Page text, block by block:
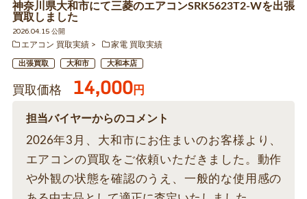
神奈川県大和市にて三菱のエアコンSRK5623T2-Wを出張
買取しました
2026.04.15 公開
エアコン 買取実績
家電 買取実績
出張買取 大和市 大和本店
買取価格 14,000円
担当バイヤーからのコメント
2026年3月、大和市にお住まいのお客様より、
エアコンの買取をご依頼いただきました。動作
や外観の状態を確認のうえ、一般的な使用感の